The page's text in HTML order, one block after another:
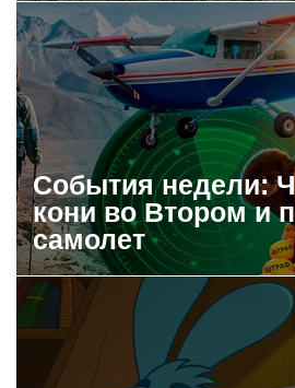
События недели:
кони во Втором и
самолет